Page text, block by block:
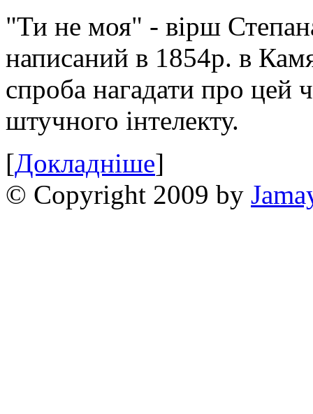
"Ти не моя" - вірш
написаний в 1854р. в
спроба нагадати про цей
штучного інтелекту.
[Докладніше]
© Copyright 2009 by